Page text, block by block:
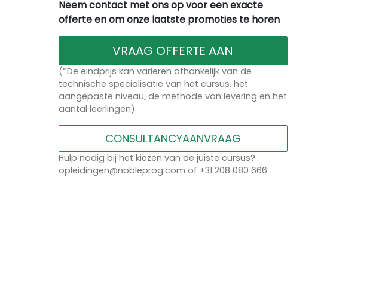
Neem contact met ons op voor een exacte
offerte en om onze laatste promoties te horen
VRAAG OFFERTE AAN
(*De eindprijs kan variëren afhankelijk van de
technische specialisatie van het cursus, het
aangepaste niveau, de methode van levering en het
aantal leerlingen)
CONSULTANCYAANVRAAG
Hulp nodig bij het kiezen van de juiste cursus?
opleidingen@nobleprog.com of +31 208 080 666